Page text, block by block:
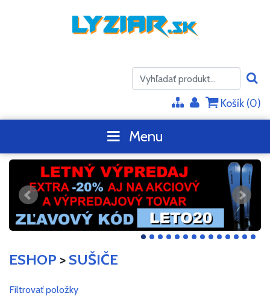
Košík (0)
Menu
ESHOP > SUŠIČE
Filtrovať položky